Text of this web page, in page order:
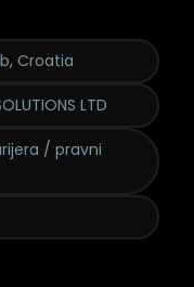
Croatia
LTD
/ pravni